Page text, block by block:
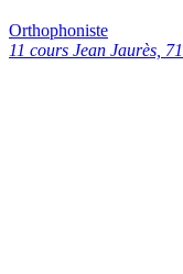
Orthophoniste
11 cours Jean Jaurès,